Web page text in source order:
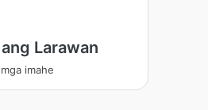
Larawan
imahe